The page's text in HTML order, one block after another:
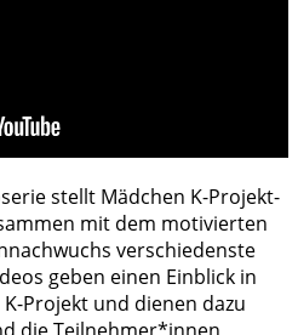
stellt Mädchen K-Projekt-
mit dem motivierten
verschiedenste
geben einen Einblick in
Projekt und dienen dazu